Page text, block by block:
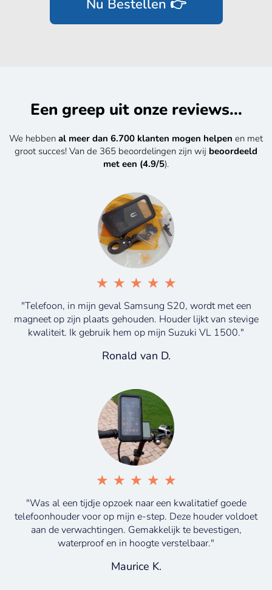
Nu Bestellen 👉
Een greep uit onze reviews...
We hebben al meer dan 6.700 klanten mogen helpen en met
groot succes! Van de 365 beoordelingen zijn wij beoordeeld
met een (4.9/5).
★ ★ ★ ★ ★
"Telefoon, in mijn geval Samsung S20, wordt met een
magneet op zijn plaats gehouden. Houder lijkt van stevige
kwaliteit. Ik gebruik hem op mijn Suzuki VL 1500."
Ronald van D.
★ ★ ★ ★ ★
"Was al een tijdje opzoek naar een kwalitatief goede
telefoonhouder voor op mijn e-step. Deze houder voldoet
aan de verwachtingen. Gemakkelijk te bevestigen,
waterproof en in hoogte verstelbaar."
Maurice K.